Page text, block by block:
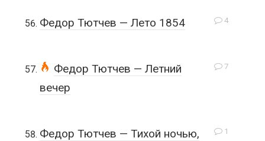
4
Федор Тютчев — Лето 1854
7
Федор Тютчев — Летний
вечер
1
Федор Тютчев — Тихой ночью,